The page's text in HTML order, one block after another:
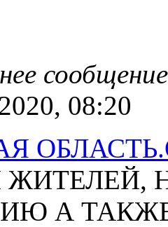
сообщение
08:20
ЖИТЕЛЕЙ,
А